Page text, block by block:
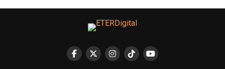
femicidio del Código Penal, dado que “ninguna vida vale
más que otra”. Pero, ¿acaso la premeditación, la extrema
violencia y la misoginia tampoco tienen peso alguno?
*Estudiante de la carrera de Periodismo y Producción de